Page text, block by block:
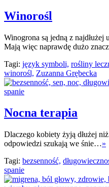
Winorośl
Winogrona są jedną z najdłużej
Mają więc naprawdę dużo
Tagi: język symboli, rośliny
winorośl, Zuzanna Grębecka
Nocna terapia
Dlaczego kobiety żyją dłużej
odpowiedzi szukają we śnie…»
Tagi: bezsenność,
spanie